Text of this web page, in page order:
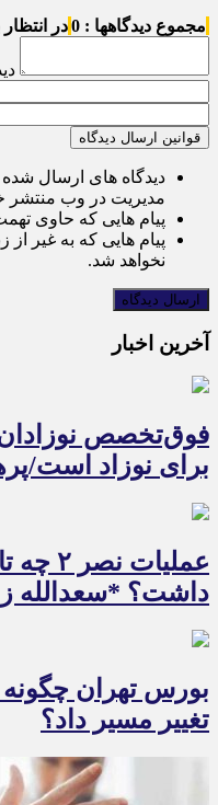
مجموع دیدگاهها : 0 در
قوانین ارسال دیدگاه
دیدگاه های ارسال
مدیریت در وب منتشر
پیام هایی که حاوی
پیام هایی که به غیر
نخواهد شد.
آخرین اخبار
فوق‌تخصص
برای نوزاد است/
داشت؟ *سعدالله
بورس تهران
تغییر مسیر داد؟